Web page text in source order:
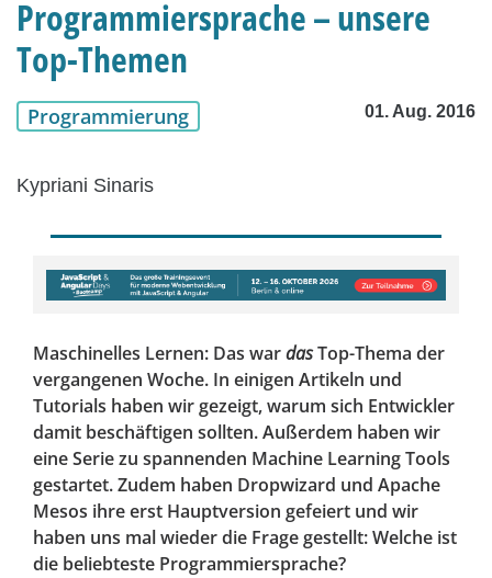
Programmiersprache – unsere
Top-Themen
Programmierung 01. Aug. 2016
Kypriani Sinaris
Maschinelles Lernen: Das wardasTop-Thema der
vergangenen Woche. In einigen Artikeln und
Tutorials haben wir gezeigt, warum sich Entwickler
damit beschäftigen sollten. Außerdem haben wir
eine Serie zu spannenden Machine Learning Tools
gestartet. Zudem haben Dropwizard und Apache
Mesos ihre erst Hauptversion gefeiert und wir
haben uns mal wieder die Frage gestellt: Welche ist
die beliebteste Programmiersprache?